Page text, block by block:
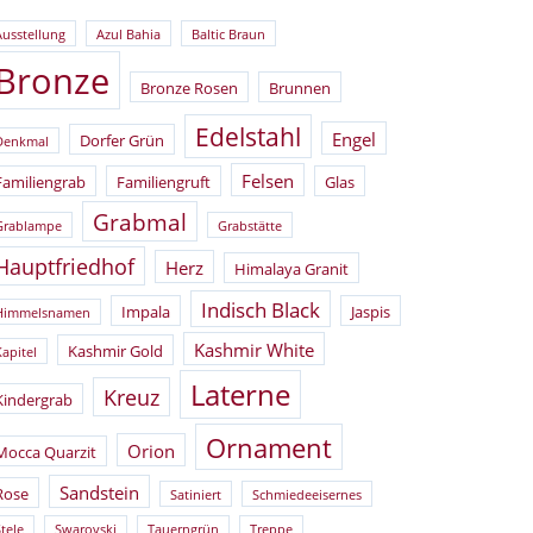
Azul Bahia Baltic Braun
Bronze Rosen Brunnen
Dorfer Grün Edelstahl Engel
Familiengruft Felsen Glas
Grabmal Grabstätte
Herz Himalaya Granit
Impala Indisch Black Jaspis
Kashmir Gold Kashmir White
Kreuz Laterne
Quarzit Orion Ornament
Sandstein Satiniert Schmiedeeisernes
Swarovski Tauerngrün Treppe